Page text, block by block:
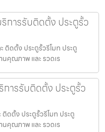
การรับติดตั้ง ประตูรั้ว
ติดตั้ง ประตูรั้วรีโมท ประตู
คุณภาพ และ รวดเร
ารรับติดตั้ง ประตูรั้ว
ดตั้ง ประตูรั้วรีโมท ประตู
คุณภาพ และ รวดเร